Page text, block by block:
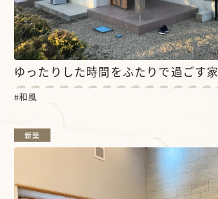
ゆったりした時間をふたりで過ごす家
和風
新築